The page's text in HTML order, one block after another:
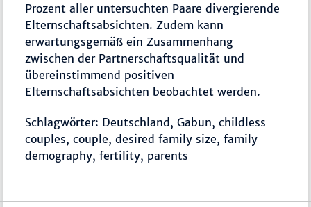
Prozent aller untersuchten Paare divergierende
Elternschaftsabsichten. Zudem kann
erwartungsgemäß ein Zusammenhang
zwischen der Partnerschaftsqualität und
übereinstimmend positiven
Elternschaftsabsichten beobachtet werden.
Schlagwörter: Deutschland, Gabun, childless
couples, couple, desired family size, family
demography, fertility, parents